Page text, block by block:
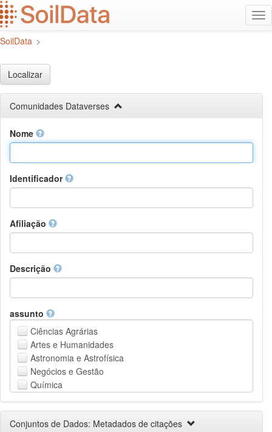
Ir
para
o
conteúdo
SoilData >
Localizar
Comunidades Dataverses
Nome
Identificador
Afiliação
Descrição
assunto
Ciências Agrárias
Artes e Humanidades
Astronomia e Astrofísica
Negócios e Gestão
Química
Ciências da Terra e do meio ambiente
Engenharia
Conjuntos de Dados: Metadados de citações